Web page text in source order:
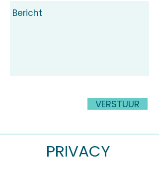
VERSTUUR
PRIVACY